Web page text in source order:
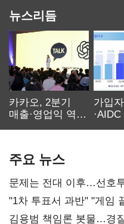
뉴스리듬
카카오, 2분기
매출·영업익 역대
가입
주요 뉴스
문제는 전대 이후…선호
불복'
"1차 투표서 과반" "게임
김용범 책임론 봇물…경